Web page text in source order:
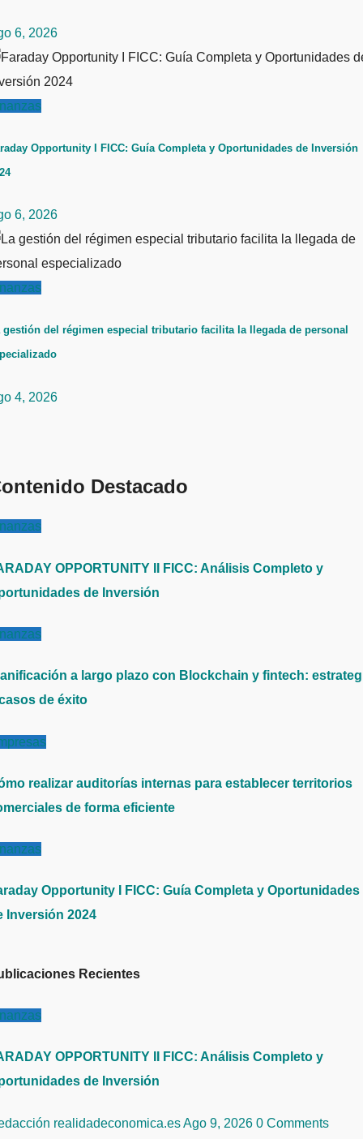
6, 2026
Opportunity I FICC: Guía Completa y Oportunidades de Inversión
6, 2026
gestión del régimen especial tributario facilita la llegada de personal
4, 2026
Destacado
OPPORTUNITY II FICC: Análisis Completo y
de Inversión
a largo plazo con Blockchain y fintech:
de éxito
realizar auditorías internas para establecer territorios
de forma eficiente
Opportunity I FICC: Guía Completa y Oportunidades
Inversión 2024
Recientes
OPPORTUNITY II FICC: Análisis Completo y
de Inversión
realidadeconomica.esAgo 9, 2026 0 Comments